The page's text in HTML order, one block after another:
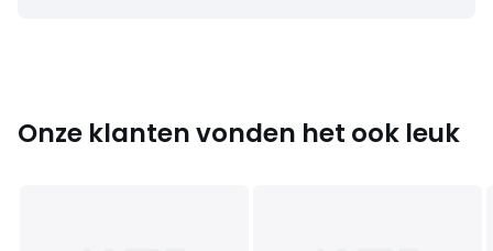
Onderhoud
Onze klanten vonden het ook leuk